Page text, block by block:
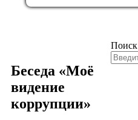
Поиск
Беседа «Моё
видение
коррупции»